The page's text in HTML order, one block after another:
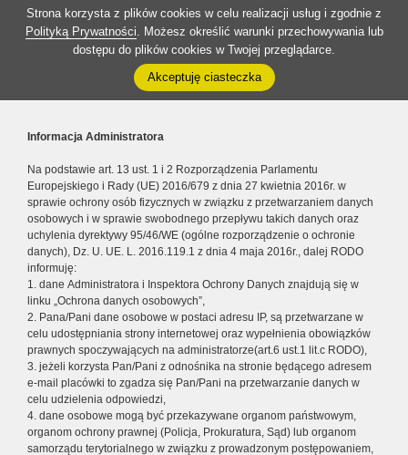
Strona korzysta z plików cookies w celu realizacji usług i zgodnie z
Polityką Prywatności. Możesz określić warunki przechowywania lub
dostępu do plików cookies w Twojej przeglądarce.
Akceptuję ciasteczka
Informacja Administratora
Na podstawie art. 13 ust. 1 i 2 Rozporządzenia Parlamentu
Europejskiego i Rady (UE) 2016/679 z dnia 27 kwietnia 2016r. w
sprawie ochrony osób fizycznych w związku z przetwarzaniem danych
osobowych i w sprawie swobodnego przepływu takich danych oraz
uchylenia dyrektywy 95/46/WE (ogólne rozporządzenie o ochronie
danych), Dz. U. UE. L. 2016.119.1 z dnia 4 maja 2016r., dalej RODO
informuję:
1. dane Administratora i Inspektora Ochrony Danych znajdują się w
linku „Ochrona danych osobowych”,
2. Pana/Pani dane osobowe w postaci adresu IP, są przetwarzane w
celu udostępniania strony internetowej oraz wypełnienia obowiązków
prawnych spoczywających na administratorze(art.6 ust.1 lit.c RODO),
3. jeżeli korzysta Pan/Pani z odnośnika na stronie będącego adresem
e-mail placówki to zgadza się Pan/Pani na przetwarzanie danych w
celu udzielenia odpowiedzi,
4. dane osobowe mogą być przekazywane organom państwowym,
organom ochrony prawnej (Policja, Prokuratura, Sąd) lub organom
samorządu terytorialnego w związku z prowadzonym postępowaniem,